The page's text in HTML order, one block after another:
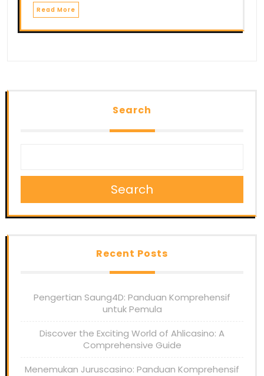
Read More
Search
Search
Recent Posts
Pengertian Saung4D: Panduan Komprehensif
untuk Pemula
Discover the Exciting World of Ahlicasino: A
Comprehensive Guide
Menemukan Juruscasino: Panduan Komprehensif